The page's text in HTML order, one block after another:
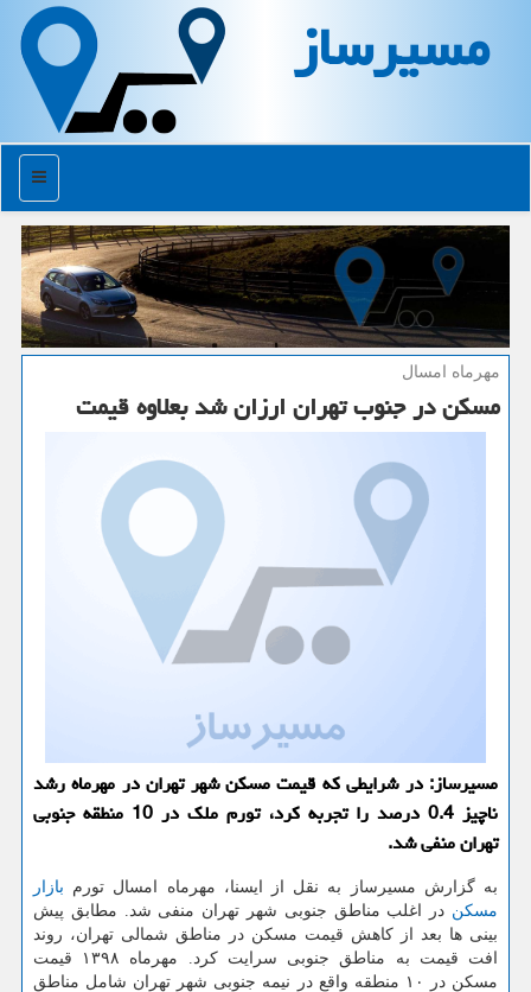
مسیرساز
منو
مهرماه امسال
مسكن در جنوب تهران ارزان شد بعلاوه قیمت
مسیرساز: در شرایطی كه قیمت مسكن شهر تهران در مهرماه رشد
ناچیز 0.4 درصد را تجربه كرد، تورم ملك در 10 منطقه جنوبی
تهران منفی شد.
به گزارش مسیرساز به نقل از ایسنا، مهرماه امسال تورم بازار
مسكن در اغلب مناطق جنوبی شهر تهران منفی شد. مطابق پیش
بینی ها بعد از كاهش قیمت مسكن در مناطق شمالی تهران، روند
افت قیمت به مناطق جنوبی سرایت كرد. مهرماه ۱۳۹۸ قیمت
مسكن در ۱۰ منطقه واقع در نیمه جنوبی شهر تهران شامل مناطق